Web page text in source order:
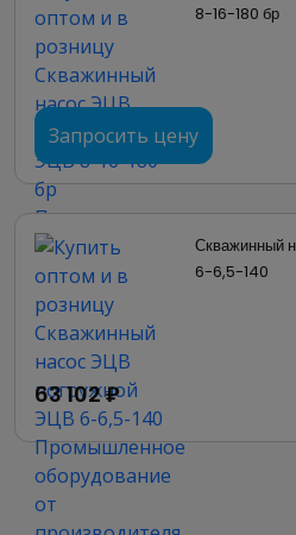
8-16-180 бр
Запросить цену
Скважинный
6-6,5-140
63 102 ₽